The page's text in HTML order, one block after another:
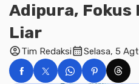
Adipura, Fokus
Liar
account_circleTim Redaksicalendar_monthSelasa, 5